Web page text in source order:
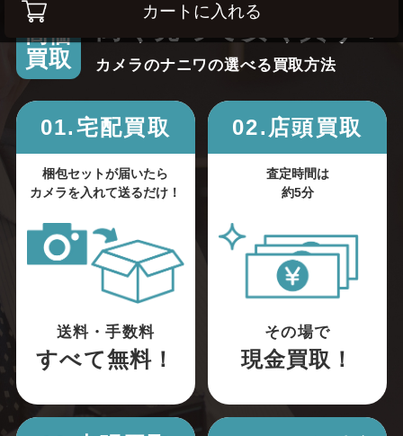
カートに入れる
高価
買取
高く売って安く買う！
カメラのナニワの選べる買取方法
01.宅配買取
梱包セットが届いたら
カメラを入れて送るだけ！
送料・手数料
すべて無料！
02.店頭買取
査定時間は
約5分
その場で
現金買取！